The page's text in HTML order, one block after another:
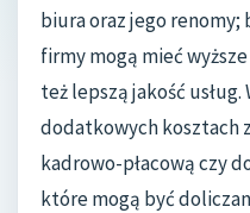
biura oraz jego renomy;
firmy mogą mieć
też lepszą jakość
dodatkowych kosztach
kadrowo-płacową czy
które mogą być